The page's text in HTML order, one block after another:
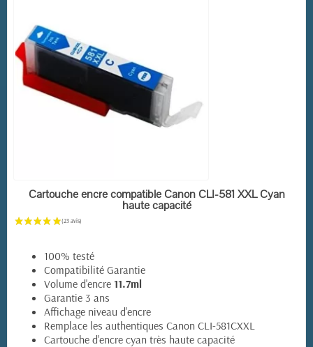
(14 avis)
EN STOCK
Cartouche encre compatible Canon CLI-581 XXL Cyan
haute capacité
100% testé
Compatibilité Garantie
Volume d'encre 11.7ml
Garantie 3 ans
Affichage niveau d'encre
Remplace les authentiques Canon CLI-581CXXL
Cartouche d'encre cyan très haute capacité